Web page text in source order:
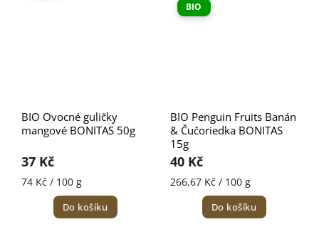
BIO Ovocné guličky
mangové BONITAS 50g
37 Kč
74 Kč / 100 g
Do košíku
BIO
BIO Penguin Fruits Banán
& Čučoriedka BONITAS
15g
40 Kč
266,67 Kč / 100 g
Do košíku